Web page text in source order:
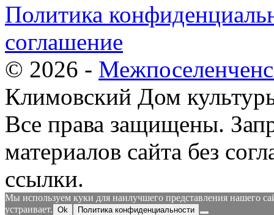
Политика
соглашение
© 2026 -
Климовский Дом
Все права защищены.
материалов сайта без
ссылки.
Мы используем куки для наилучшего представления нашего
устраивает. Ok Политика конфиденциальности